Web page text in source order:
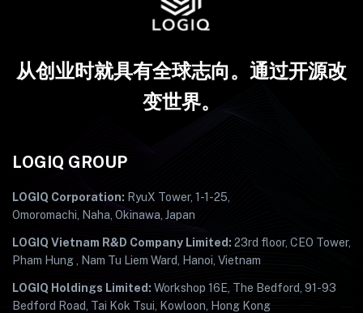
从创业时就具有全球志向。通过开源改
变世界。
LOGIQ GROUP
LOGIQ Corporation: RyuX Tower, 1-1-25,
Omoromachi, Naha, Okinawa, Japan
LOGIQ Vietnam R&D Company Limited: 23rd floor, CEO Tower,
Pham Hung , Nam Tu Liem Ward, Hanoi, Vietnam
LOGIQ Holdings Limited: Workshop 16E, The Bedford, 91-93
Bedford Road, Tai Kok Tsui, Kowloon, Hong Kong